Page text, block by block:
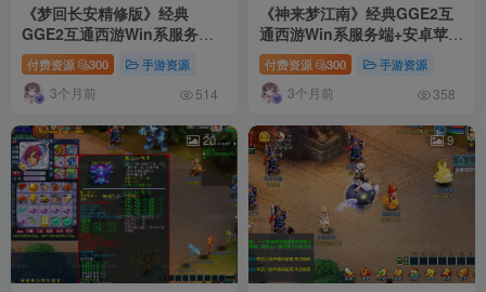
《梦回长安精修版》经典
GGE2互通西游Win系服务端
+安卓苹果PC三端+GM工具
+全套源码+高清画质修复+详
细搭建教程
付费资源 300 手游资源
3个月前 514
《神来梦江南》经典GGE2互
通西游Win系服务端+安卓苹果
PC三端+全套源码+详细搭建教
程+详细攻略
付费资源 300 手游资源
3个月前 358
20 9